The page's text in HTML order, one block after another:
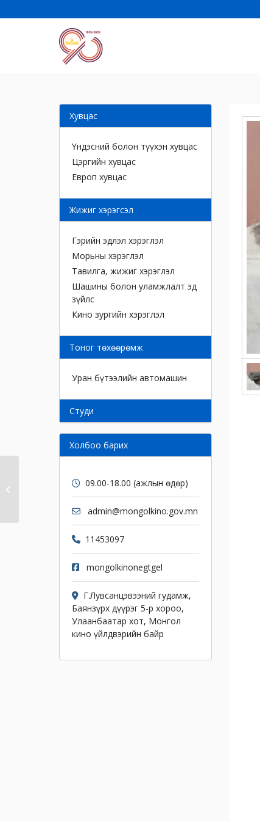
Хувцас
Үндэсний болон түүхэн хувцас
Цэргийн хувцас
Европ хувцас
Жижиг хэрэгсэл
Гэрийн эдлэл хэрэглэл
Морьны хэрэглэл
Тавилга, жижиг хэрэглэл
Шашины болон уламжлалт эд
зүйлс
Кино зургийн хэрэглэл
Тоног төхөөрөмж
Уран бүтээлийн автомашин
Cтуди
Холбоо барих
09.00-18.00 (ажлын өдөр)
admin@mongolkino.gov.mn
11453097
mongolkinonegtgel
Г.Лувсанцэвээний гудамж,
Баянзүрх дүүрэг 5-р хороо,
Улаанбаатар хот, Монгол
кино үйлдвэрийн байр